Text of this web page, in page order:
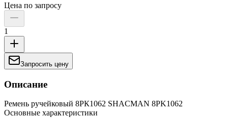
Цена по запросу
1
Запросить цену
Описание
Ремень ручейковый 8РК1062 SHACMAN 8PK1062
Основные характеристики